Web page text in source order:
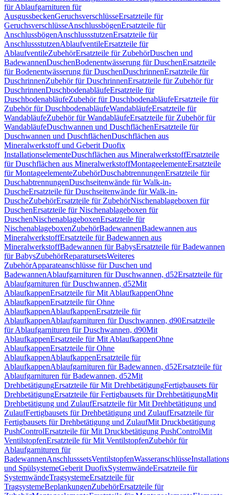
für Ablaufgarnituren für
AusgussbeckenGeruchsverschlüsseErsatzteile für
GeruchsverschlüsseAnschlussbögenErsatzteile für
AnschlussbögenAnschlussstutzenErsatzteile für
AnschlussstutzenAblaufventileErsatzteile für
AblaufventileZubehörErsatzteile für ZubehörDuschen und
BadewannenDuschenBodenentwässerung für DuschenErsatzteile
für Bodenentwässerung für DuschenDuschrinnenErsatzteile für
DuschrinnenZubehör für DuschrinnenErsatzteile für Zubehör für
DuschrinnenDuschbodenabläufeErsatzteile für
DuschbodenabläufeZubehör für DuschbodenabläufeErsatzteile für
Zubehör für DuschbodenabläufeWandabläufeErsatzteile für
WandabläufeZubehör für WandabläufeErsatzteile für Zubehör für
WandabläufeDuschwannen und DuschflächenErsatzteile für
Duschwannen und DuschflächenDuschflächen aus
Mineralwerkstoff und Geberit Duofix
InstallationselementeDuschflächen aus MineralwerkstoffErsatzteile
für Duschflächen aus MineralwerkstoffMontageelementeErsatzteile
für MontageelementeZubehörDuschabtrennungenErsatzteile für
DuschabtrennungenDuschseitenwände für Walk-in-
DuscheErsatzteile für Duschseitenwände für Walk-in-
DuscheZubehörErsatzteile für ZubehörNischenablageboxen für
DuschenErsatzteile für Nischenablageboxen für
DuschenNischenablageboxenErsatzteile für
NischenablageboxenZubehörBadewannenBadewannen aus
MineralwerkstoffErsatzteile für Badewannen aus
MineralwerkstoffBadewannen für BabysErsatzteile für Badewannen
für BabysZubehörReparatursetsWeiteres
ZubehörApparateanschlüsse für Duschen und
BadewannenAblaufgarnituren für Duschwannen, d52Ersatzteile für
Ablaufgarnituren für Duschwannen, d52Mit
AblaufkappenErsatzteile für Mit AblaufkappenOhne
AblaufkappenErsatzteile für Ohne
AblaufkappenAblaufkappenErsatzteile für
AblaufkappenAblaufgarnituren für Duschwannen, d90Ersatzteile
für Ablaufgarnituren für Duschwannen, d90Mit
AblaufkappenErsatzteile für Mit AblaufkappenOhne
AblaufkappenErsatzteile für Ohne
AblaufkappenAblaufkappenErsatzteile für
AblaufkappenAblaufgarnituren für Badewannen, d52Ersatzteile für
Ablaufgarnituren für Badewannen, d52Mit
DrehbetätigungErsatzteile für Mit DrehbetätigungFertigbausets für
DrehbetätigungErsatzteile für Fertigbausets für DrehbetätigungMit
Drehbetätigung und ZulaufErsatzteile für Mit Drehbetätigung und
ZulaufFertigbausets für Drehbetätigung und ZulaufErsatzteile für
Fertigbausets für Drehbetätigung und ZulaufMit Druckbetätigung
PushControlErsatzteile für Mit Druckbetätigung PushControlMit
VentilstopfenErsatzteile für Mit VentilstopfenZubehör für
Ablaufgarnituren für
BadewannenAnschlusssetsVentilstopfenWasseranschlüsse
und SpülsystemeGeberit DuofixSystemwändeErsatzteile für
SystemwändeTragsystemeErsatzteile für
TragsystemeBeplankungenZubehörErsatzteile für